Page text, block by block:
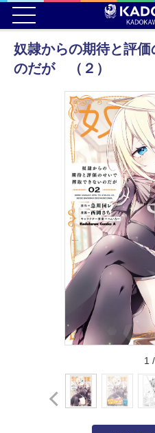
奴隷からの期待と評
のだが （２）
1 /